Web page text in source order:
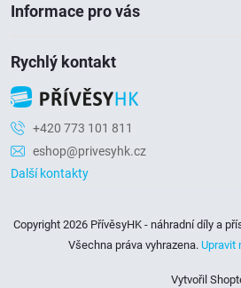
Informace pro vás
Rychlý kontakt
+420 773 101 811
eshop@privesyhk.cz
Další kontakty
Vytvořil
Copyright 2026 PřívěsyHK - náhradní díly a
Všechna práva vyhrazena. Upravit